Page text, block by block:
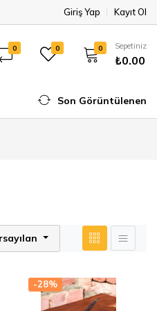
Giriş Yap Kayıt Ol
0 0 0 Sepetiniz
₺0.00
Son Görüntülenen
-28%